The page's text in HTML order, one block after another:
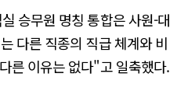
승무원 명칭 통합은 사원-대
다른 직종의 직급 체계와 비
른 이유는 없다"고 일축했다.